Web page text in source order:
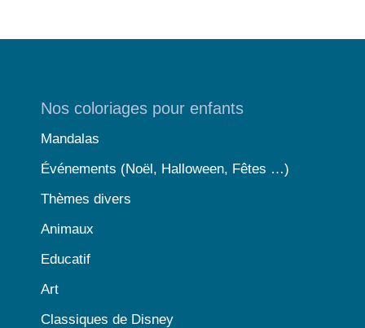
Nos coloriages pour enfants
Mandalas
Événements (Noël, Halloween, Fêtes …)
Thèmes divers
Animaux
Educatif
Art
Classiques de Disney